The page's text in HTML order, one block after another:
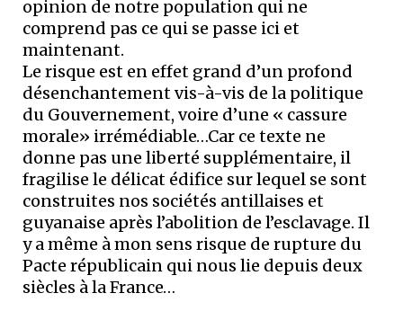
opinion de notre population qui ne
comprend pas ce qui se passe ici et
maintenant.
Le risque est en effet grand d’un profond
désenchantement vis-à-vis de la politique
du Gouvernement, voire d’une « cassure
morale» irrémédiable…Car ce texte ne
donne pas une liberté supplémentaire, il
fragilise le délicat édifice sur lequel se sont
construites nos sociétés antillaises et
guyanaise après l’abolition de l’esclavage. Il
y a même à mon sens risque de rupture du
Pacte républicain qui nous lie depuis deux
siècles à la France…